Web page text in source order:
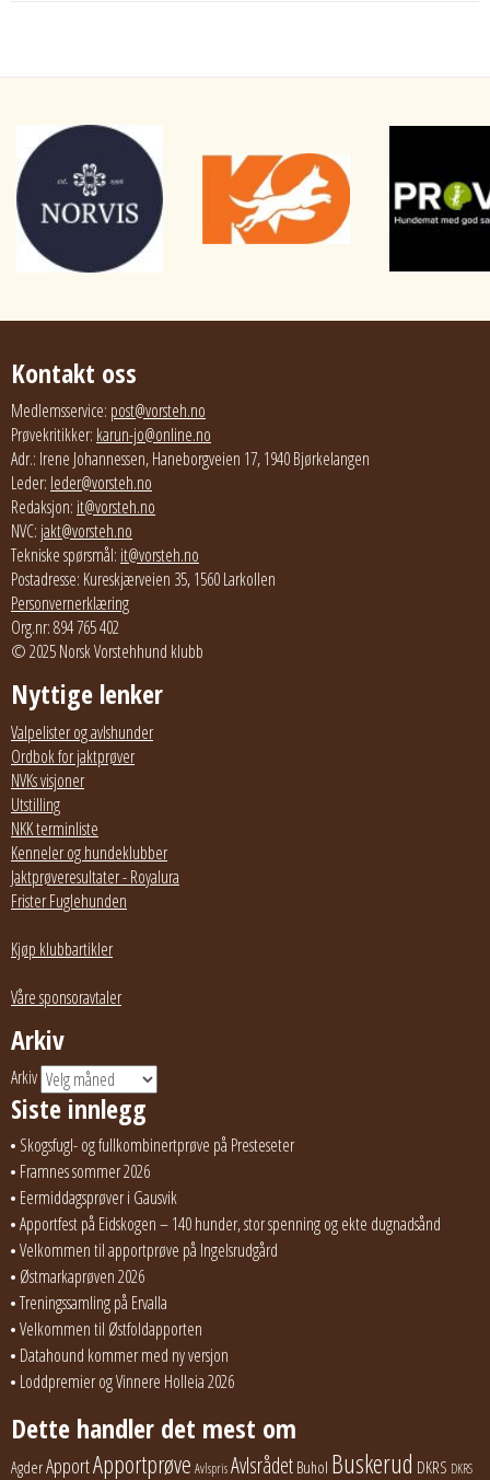
Kontakt oss
Medlemsservice: post@vorsteh.no
Prøvekritikker: karun-jo@online.no
Adr.: Irene Johannessen, Haneborgveien 17, 1940 Bjørkelangen
Leder: leder@vorsteh.no
Redaksjon: it@vorsteh.no
NVC: jakt@vorsteh.no
Tekniske spørsmål: it@vorsteh.no
Postadresse: Kureskjærveien 35, 1560 Larkollen
Personvernerklæring
Org.nr: 894 765 402
© 2025 Norsk Vorstehhund klubb
Nyttige lenker
Valpelister og avlshunder
Ordbok for jaktprøver
NVKs visjoner
Utstilling
NKK terminliste
Kenneler og hundeklubber
Jaktprøveresultater - Royalura
Frister Fuglehunden
Kjøp klubbartikler
Våre sponsoravtaler
Arkiv
Arkiv
Siste innlegg
Skogsfugl- og fullkombinertprøve på Presteseter
Framnes sommer 2026
Eermiddagsprøver i Gausvik
Apportfest på Eidskogen – 140 hunder, stor spenning og ekte dugnadsånd
Velkommen til apportprøve på Ingelsrudgård
Østmarkaprøven 2026
Treningssamling på Ervalla
Velkommen til Østfoldapporten
Datahound kommer med ny versjon
Loddpremier og Vinnere Holleia 2026
Dette handler det mest om
AgderApportApportprøve AvlsprisAvlsrådet Buhol Buskerud DKRS DKRS